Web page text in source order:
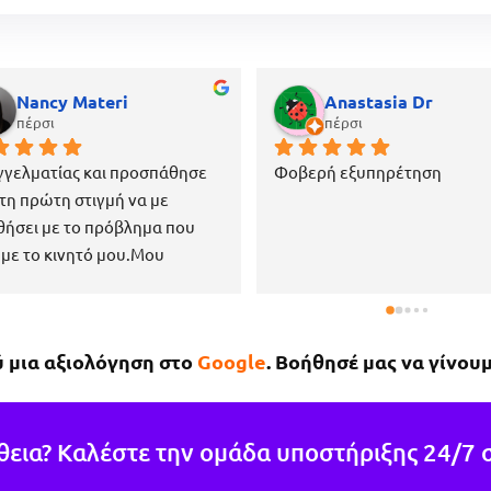
Nancy Materi
πέρσι
και προσπάθησε
πρώτη στιγμή να με
με το πρόβλημα που
με το κινητό μου.Μου
στο μαγαζί για να πάρω
μου !Εάν χρειαστώ κάτι
θα επιστρέψω σίγουρα.
Anastasia Dr
πέρσι
Φοβερή εξυπηρέτηση
μια αξιολόγηση στο Google. Βοήθησέ μας να
Καλέστε την ομάδα υποστήριξης 24/7